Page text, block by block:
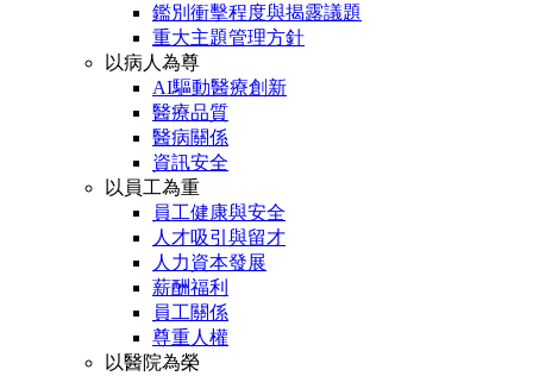
鑑別衝擊程度與揭露議題
重大主題管理方針
以病人為尊
AI驅動醫療創新
醫療品質
醫病關係
資訊安全
以員工為重
員工健康與安全
人才吸引與留才
人力資本發展
薪酬福利
員工關係
尊重人權
以醫院為榮